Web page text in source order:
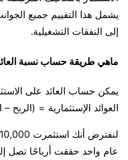
يشمل هذا التقييم جميع
إلى النفقات التشغيلية.
ماهي طريقة حساب نسبة
يمكن حساب العائد على
العوائد الإستثمارية = (الربح –
عام واحد حققت أرباحًا تصل إلى 15,000